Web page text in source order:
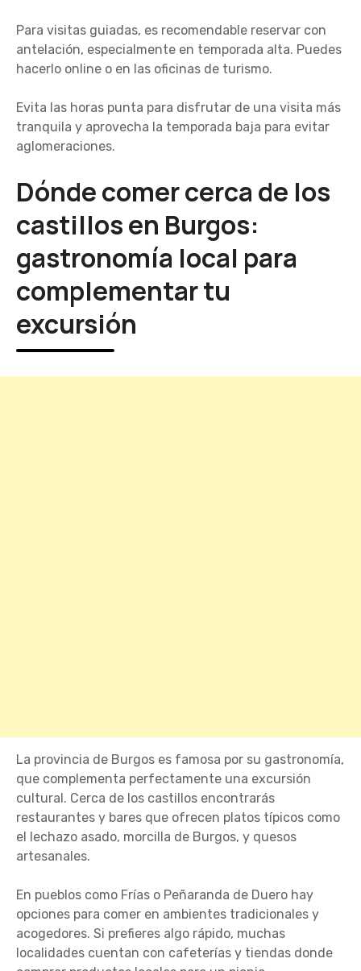
Para visitas guiadas, es recomendable reservar con
antelación, especialmente en temporada alta. Puedes
hacerlo online o en las oficinas de turismo.
Evita las horas punta para disfrutar de una visita más
tranquila y aprovecha la temporada baja para evitar
aglomeraciones.
Dónde comer cerca de los
castillos en Burgos:
gastronomía local para
complementar tu
excursión
La provincia de Burgos es famosa por su gastronomía,
que complementa perfectamente una excursión
cultural. Cerca de los castillos encontrarás
restaurantes y bares que ofrecen platos típicos como
el lechazo asado, morcilla de Burgos, y quesos
artesanales.
En pueblos como Frías o Peñaranda de Duero hay
opciones para comer en ambientes tradicionales y
acogedores. Si prefieres algo rápido, muchas
localidades cuentan con cafeterías y tiendas donde